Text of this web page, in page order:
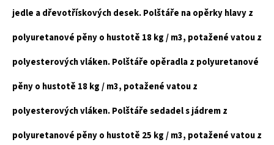
jedle a dřevotřískových desek. Polštáře na opěrky hlavy z
polyuretanové pěny o hustotě 18 kg / m3, potažené vatou z
polyesterových vláken. Polštáře opěradla z polyuretanové
pěny o hustotě 18 kg / m3, potažené vatou z
polyesterových vláken. Polštáře sedadel s jádrem z
polyuretanové pěny o hustotě 25 kg / m3, potažené vatou z